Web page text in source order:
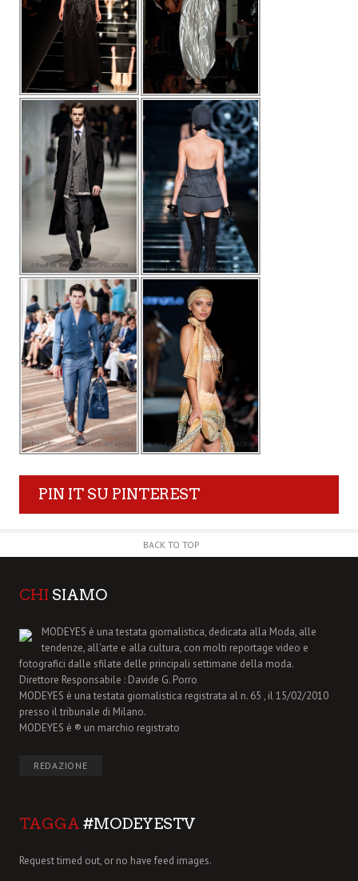
PIN IT SU PINTEREST
BACK TO TOP
CHI SIAMO
MODEYES è una testata giornalistica, dedicata alla Moda, alle
tendenze, all'arte e alla cultura, con molti reportage video e
fotografici dalle sfilate delle principali settimane della moda.
Direttore Responsabile : Davide G. Porro
MODEYES è una testata giornalistica registrata al n. 65 , il 15/02/2010
presso il tribunale di Milano.
MODEYES è ® un marchio registrato
REDAZIONE
TAGGA #MODEYESTV
Request timed out, or no have feed images.